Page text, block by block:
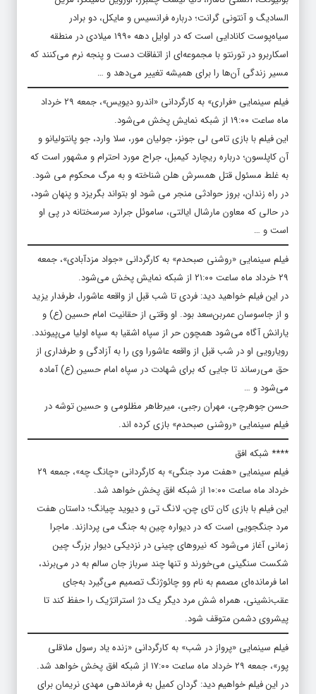
السادیگ و آنتونی گرانت؛ درباره فرانسیس و مایکل، دو برادر
سیاه‌پوست کانادایی است که در اوایل دهه ۱۹۹۰ میلادی در منطقه
اسکاربرو در تورنتو با مجموعه‌ای از اتفاقات دست و پنجه نرم می‌کنند که
مسیر زندگی آن‌ها را برای همیشه تغییر می‌دهد و …
فیلم سینمایی «فراری» به کارگردانی «اندرو دیویس»، جمعه ۲۹ خرداد
ماه ساعت ۱۹:۰۰ از شبکه نمایش پخش می‌شود.
این فیلم با بازی تامی لی جونز، جولیان مور، سلا وارد، جو پانتولیانو و
آن کاپلسون؛ درباره ریچارد کیمبل، جراح مورد احترام و مشهور است که
به غلط مسئول قتل همسرش هلن شناخته و به مرگ محکوم می شود.
در راه زندان، بروز حوادثی منجر می شود او بتواند بگریزد و پنهان شود،
در حالی که معاون مارشال ایالتی، ساموئل جرارد سرسختانه در پی او
است و …
فیلم سینمایی «روشنی صبحدم» به کارگردانی «جواد مزدآبادی»، جمعه
۲۹ خرداد ماه ساعت ۲۱:۰۰ از شبکه نمایش پخش می‌شود.
در این فیلم خواهید دید: فردی تا شب قبل از واقعه عاشورا، طرفدار یزید
و از جاسوسان عمربن‌سعد بود. او وقتی از حقانیت امام حسین (ع) و
یارانش آگاه می‌شود همچون حر از سپاه اشقیا به سپاه اولیا می‌پیوندد.
رویارویی او در شب قبل از واقعه عاشورا وی را به آزادگی و طرفداری از
حق می‌رساند تا جایی که برای شهادت در سپاه امام حسین (ع) آماده
می‌شود و …
حسن جوهرچی، مهران رجبی، میرطاهر مظلومی و حسین توشه در
فیلم سینمایی «روشنی صبحدم» بازی کرده اند.
**** شبکه افق
فیلم سینمایی «هفت مرد جنگی» به کارگردانی «چانگ چه»، جمعه ۲۹
خرداد ماه ساعت ۱۰:۰۰ از شبکه افق پخش خواهد شد.
این فیلم با بازی کان تای چن، لانگ تی و دیوید چیانگ؛ داستان هفت
مرد جنگجویی است که در دیواره چین به جنگ می پردازند. ماجرا
زمانی آغاز می‌شود که نیروهای چینی در نزدیکی دیوار بزرگ چین
شکست سنگینی می‌خورند و تنها چند سرباز جان سالم به در می‌برند،
اما فرمانده‌ای مصمم به نام وو چائوژنگ تصمیم می‌گیرد به‌جای
عقب‌نشینی، همراه شش مرد دیگر یک دژ استراتژیک را حفظ کند تا
پیشروی دشمن متوقف شود.
فیلم سینمایی «پرواز در شب» به کارگردانی «زنده یاد رسول ملاقلی
پور»، جمعه ۲۹ خرداد ماه ساعت ۱۷:۰۰ از شبکه افق پخش خواهد شد.
در این فیلم خواهیم دید: گردان کمیل به فرماندهی مهدی نریمان برای